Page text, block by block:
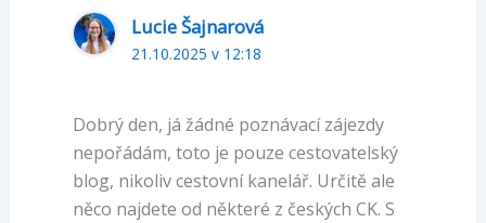
Lucie Šajnarová
21.10.2025 v 12:18
Dobrý den, já žádné poznávací zájezdy
nepořádám, toto je pouze cestovatelský
blog, nikoliv cestovní kanelář. Určitě ale
něco najdete od některé z českých CK. S